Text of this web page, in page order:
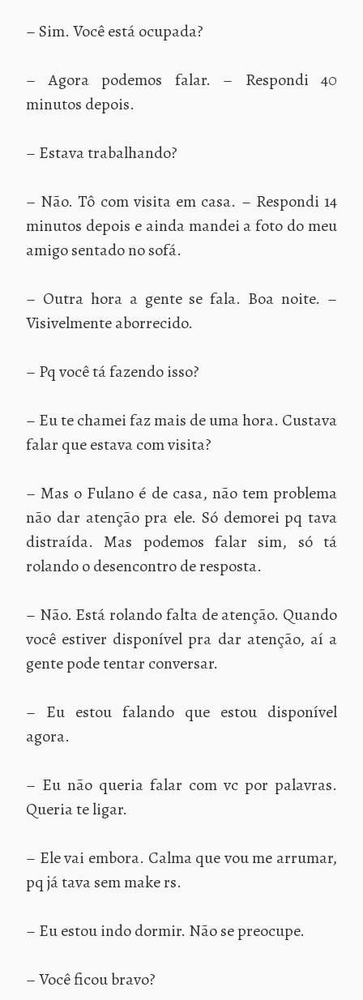
– Sim. Você está ocupada?
– Agora podemos falar. – Respondi 40
minutos depois.
– Estava trabalhando?
– Não. Tô com visita em casa. – Respondi 14
minutos depois e ainda mandei a foto do meu
amigo sentado no sofá.
– Outra hora a gente se fala. Boa noite. –
Visivelmente aborrecido.
– Pq você tá fazendo isso?
– Eu te chamei faz mais de uma hora. Custava
falar que estava com visita?
– Mas o Fulano é de casa, não tem problema
não dar atenção pra ele. Só demorei pq tava
distraída. Mas podemos falar sim, só tá
rolando o desencontro de resposta.
– Não. Está rolando falta de atenção. Quando
você estiver disponível pra dar atenção, aí a
gente pode tentar conversar.
– Eu estou falando que estou disponível
agora.
– Eu não queria falar com vc por palavras.
Queria te ligar.
– Ele vai embora. Calma que vou me arrumar,
pq já tava sem make rs.
– Eu estou indo dormir. Não se preocupe.
– Você ficou bravo?